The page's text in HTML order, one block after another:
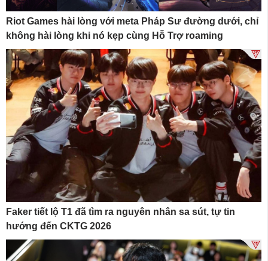
Riot Games hài lòng với meta Pháp Sư đường dưới, chỉ
không hài lòng khi nó kẹp cùng Hỗ Trợ roaming
Faker tiết lộ T1 đã tìm ra nguyên nhân sa sút, tự tin
hướng đến CKTG 2026